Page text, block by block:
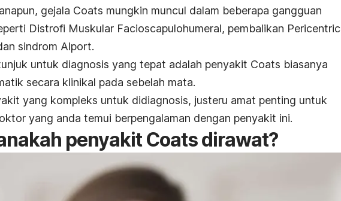
gejala Coats mungkin muncul dalam beberapa gangguan
Distrofi Muskular Facioscapulohumeral, pembalikan Pericentric
sindrom Alport.
untuk diagnosis yang tepat adalah penyakit Coats biasanya
secara klinikal pada sebelah mata.
yang kompleks untuk didiagnosis, justeru amat penting untuk
yang anda temui berpengalaman dengan penyakit ini.
penyakit Coats dirawat?